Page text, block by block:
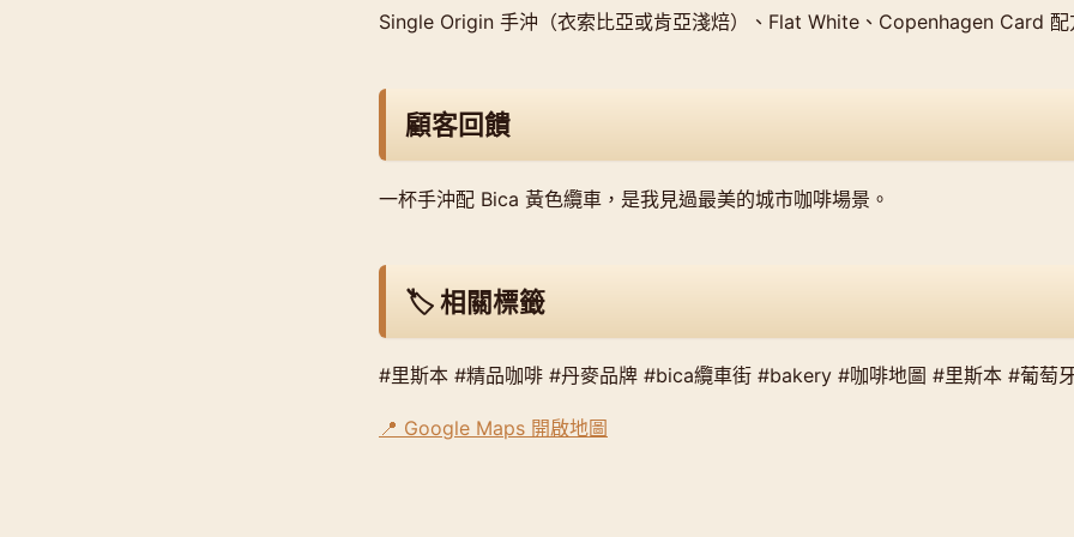
Single Origin 手沖（衣索比亞或肯亞淺焙）、Flat White、Copenhagen Card 配
顧客回饋
一杯手沖配 Bica 黃色纜車，是我見過最美的城市咖啡場景。
🏷️ 相關標籤
#里斯本 #精品咖啡 #丹麥品牌 #bica纜車街 #bakery #咖啡地圖 #里斯本 #葡萄
📍 Google Maps 開啟地圖